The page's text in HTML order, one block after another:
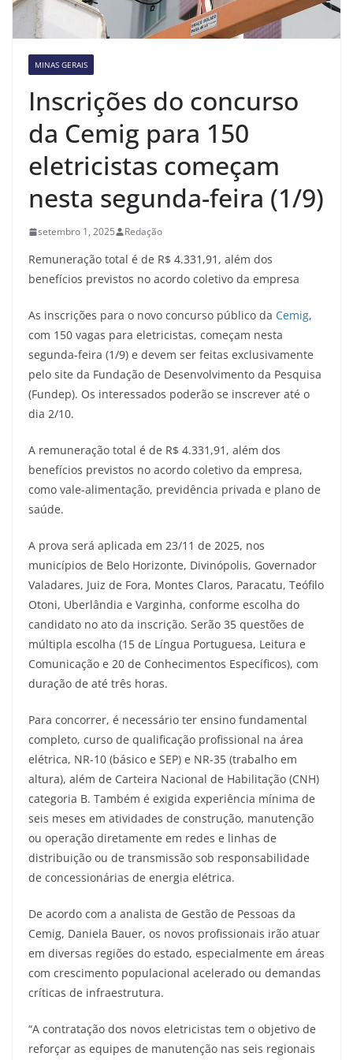
MINAS GERAIS
Inscrições do concurso
da Cemig para 150
eletricistas começam
nesta segunda-feira (1/9)
setembro 1, 2025 Redação
Remuneração total é de R$ 4.331,91, além dos
benefícios previstos no acordo coletivo da empresa
As inscrições para o novo concurso público da Cemig,
com 150 vagas para eletricistas, começam nesta
segunda-feira (1/9) e devem ser feitas exclusivamente
pelo site da Fundação de Desenvolvimento da Pesquisa
(Fundep). Os interessados poderão se inscrever até o
dia 2/10.
A remuneração total é de R$ 4.331,91, além dos
benefícios previstos no acordo coletivo da empresa,
como vale-alimentação, previdência privada e plano de
saúde.
A prova será aplicada em 23/11 de 2025, nos
municípios de Belo Horizonte, Divinópolis, Governador
Valadares, Juiz de Fora, Montes Claros, Paracatu, Teófilo
Otoni, Uberlândia e Varginha, conforme escolha do
candidato no ato da inscrição. Serão 35 questões de
múltipla escolha (15 de Língua Portuguesa, Leitura e
Comunicação e 20 de Conhecimentos Específicos), com
duração de até três horas.
Para concorrer, é necessário ter ensino fundamental
completo, curso de qualificação profissional na área
elétrica, NR-10 (básico e SEP) e NR-35 (trabalho em
altura), além de Carteira Nacional de Habilitação (CNH)
categoria B. Também é exigida experiência mínima de
seis meses em atividades de construção, manutenção
ou operação diretamente em redes e linhas de
distribuição ou de transmissão sob responsabilidade
de concessionárias de energia elétrica.
De acordo com a analista de Gestão de Pessoas da
Cemig, Daniela Bauer, os novos profissionais irão atuar
em diversas regiões do estado, especialmente em áreas
com crescimento populacional acelerado ou demandas
críticas de infraestrutura.
“A contratação dos novos eletricistas tem o objetivo de
reforçar as equipes de manutenção nas seis regionais